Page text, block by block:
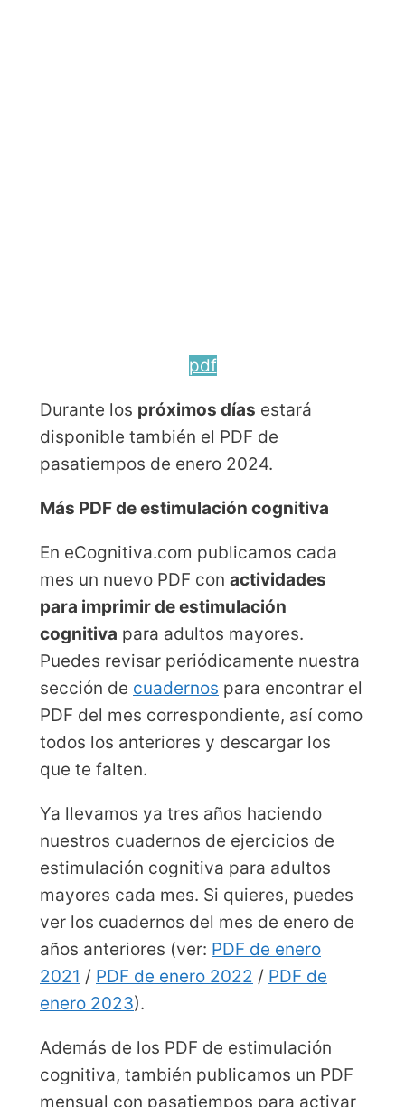
pdf
Durante los próximos días estará
disponible también el PDF de
pasatiempos de enero 2024.
Más PDF de estimulación cognitiva
En eCognitiva.com publicamos cada
mes un nuevo PDF con actividades
para imprimir de estimulación
cognitiva para adultos mayores.
Puedes revisar periódicamente nuestra
sección de cuadernos para encontrar el
PDF del mes correspondiente, así como
todos los anteriores y descargar los
que te falten.
Ya llevamos ya tres años haciendo
nuestros cuadernos de ejercicios de
estimulación cognitiva para adultos
mayores cada mes. Si quieres, puedes
ver los cuadernos del mes de enero de
años anteriores (ver: PDF de enero
2021 / PDF de enero 2022 / PDF de
enero 2023).
Además de los PDF de estimulación
cognitiva, también publicamos un PDF
mensual con pasatiempos para activar